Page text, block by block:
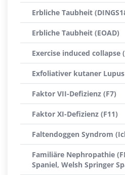
Erbliche Taubheit
Erbliche Taubheit (EOAD)
Exercise induced collapse
Exfoliativer kutaner
Faktor VII-Defizienz (F7)
Faktor XI-Defizienz (F11)
Faltendoggen Syndrom
Familiäre Nephropathie
Spaniel, Welsh Springer